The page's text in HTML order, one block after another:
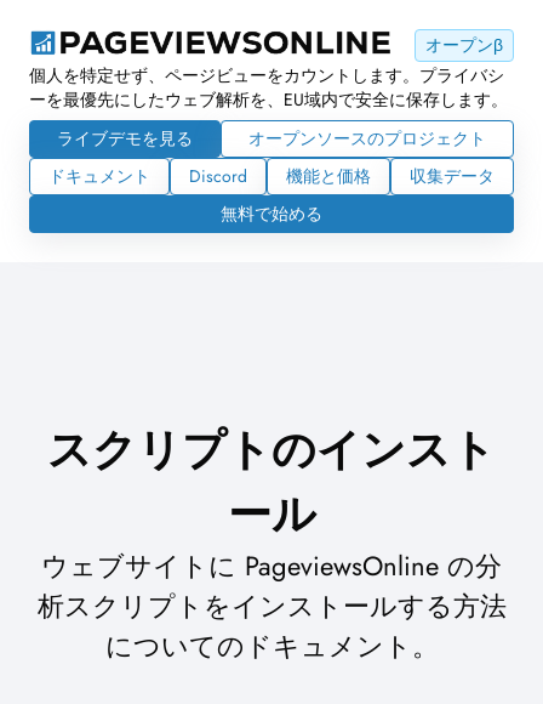
オープンβ
個人を特定せず、ページビューをカウントします。プライバシ
ーを最優先にしたウェブ解析を、EU域内で安全に保存します。
ライブデモを見る
オープンソースのプロジェクト
ドキュメント
Discord 機能と価格
収集データ
無料で始める
スクリプトのインスト
ール
ウェブサイトに PageviewsOnline の分
析スクリプトをインストールする方法
についてのドキュメント。